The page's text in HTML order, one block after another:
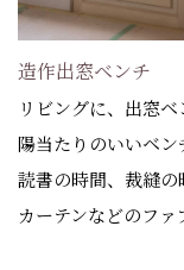
造作出窓ベンチ
リビングに、出窓ベ
陽当たりのいいベ
読書の時間、裁縫
カーテンなどのファ